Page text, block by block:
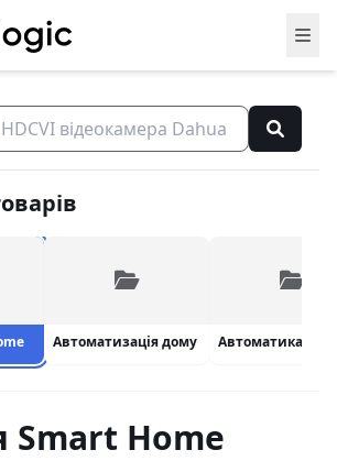
Автоматизація дому
Smart Home